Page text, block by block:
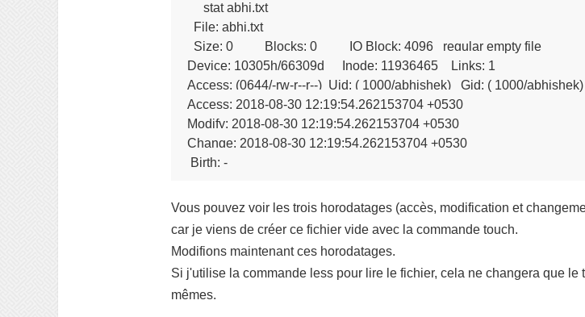
stat abhi.txt
  File: abhi.txt
  Size: 0         	Blocks: 0          IO Block: 4096   regular empty file
Device: 10305h/66309d	Inode: 11936465    Links: 1
Access: (0644/-rw-r--r--)  Uid: ( 1000/abhishek)   Gid: ( 1000/abhishek)
Access: 2018-08-30 12:19:54.262153704 +0530
Modify: 2018-08-30 12:19:54.262153704 +0530
Change: 2018-08-30 12:19:54.262153704 +0530
Vous pouvez voir les trois horodatages (accès, modification et
car je viens de créer ce fichier vide avec la commande touch.
Modifions maintenant ces horodatages.
Si j'utilise la commande less pour lire le fichier, cela ne changera que
mêmes.